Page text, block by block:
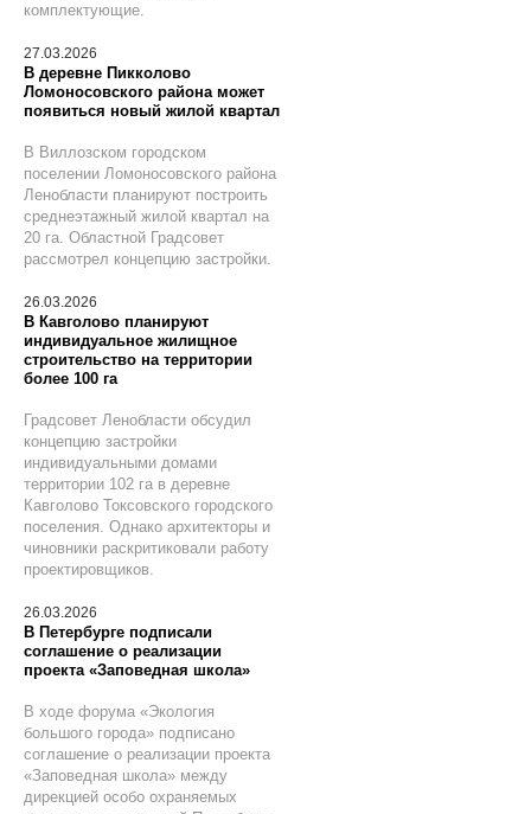
комплектующие.
27.03.2026
В деревне Пикколово
Ломоносовского района может
появиться новый жилой квартал
В Виллозском городском
поселении Ломоносовского района
Ленобласти планируют построить
среднеэтажный жилой квартал на
20 га. Областной Градсовет
рассмотрел концепцию застройки.
26.03.2026
В Кавголово планируют
индивидуальное жилищное
строительство на территории
более 100 га
Градсовет Ленобласти обсудил
концепцию застройки
индивидуальными домами
территории 102 га в деревне
Кавголово Токсовского городского
поселения. Однако архитекторы и
чиновники раскритиковали работу
проектировщиков.
26.03.2026
В Петербурге подписали
соглашение о реализации
проекта «Заповедная школа»
В ходе форума «Экология
большого города» подписано
соглашение о реализации проекта
«Заповедная школа» между
дирекцией особо охраняемых